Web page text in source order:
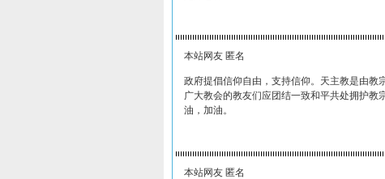
本站网友 匿名
政府提倡信仰自由，支持信仰。天主教是由教
广大教会的教友们应团结一致和平共处拥护教
油，加油。
本站网友 匿名